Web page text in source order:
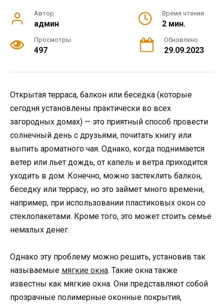
Автор
админ
Время чтения
2 мин.
Просмотры
497
Обновлено
29.09.2023
Открытая терраса, балкон или беседка (которые
сегодня установлены практически во всех
загородных домах) — это приятный способ провести
солнечный день с друзьями, почитать книгу или
выпить ароматного чая. Однако, когда поднимается
ветер или льет дождь, от капель и ветра приходится
уходить в дом. Конечно, можно застеклить балкон,
беседку или террасу, но это займет много времени,
например, при использовании пластиковых окон со
стеклопакетами. Кроме того, это может стоить семье
немалых денег.
Однако эту проблему можно решить, установив так
называемые мягкие окна. Такие окна также
известны как мягкие окна. Они представляют собой
прозрачные полимерные оконные покрытия,